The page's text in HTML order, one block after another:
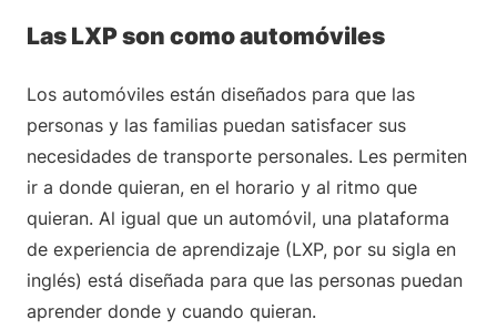
Las LXP son como automóviles
Los automóviles están diseñados para que las
personas y las familias puedan satisfacer sus
necesidades de transporte personales. Les permiten
ir a donde quieran, en el horario y al ritmo que
quieran. Al igual que un automóvil, una plataforma
de experiencia de aprendizaje (LXP, por su sigla en
inglés) está diseñada para que las personas puedan
aprender donde y cuando quieran.